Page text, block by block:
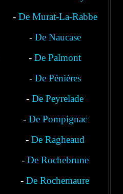
- De Murat-La-Rabbe
- De Naucase
-De Palmont
- De Pénières
-De Peyrelade
- De Pompignac
- De Ragheaud
- De Rochebrune
-De Rochemaure